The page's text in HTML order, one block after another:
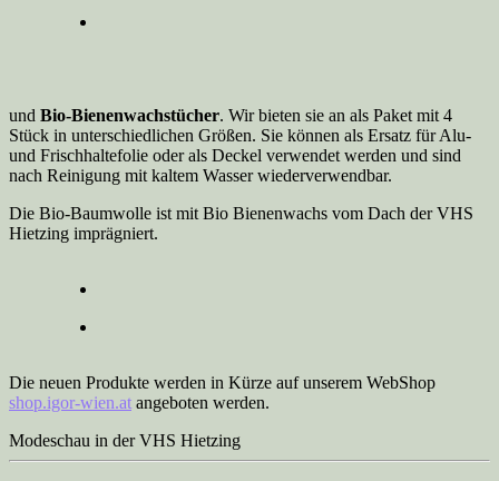
und Bio-Bienenwachstücher. Wir bieten sie an als Paket mit 4
Stück in unterschiedlichen Größen. Sie können als Ersatz für Alu-
und Frischhaltefolie oder als Deckel verwendet werden und sind
nach Reinigung mit kaltem Wasser wiederverwendbar.
Die Bio-Baumwolle ist mit Bio Bienenwachs vom Dach der VHS
Hietzing imprägniert.
Die neuen Produkte werden in Kürze auf unserem WebShop
shop.igor-wien.at angeboten werden.
Modeschau in der VHS Hietzing